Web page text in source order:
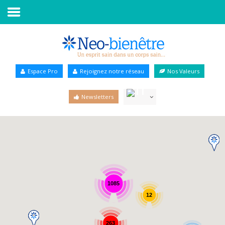
Annuaire Bien-être
Espace Pro Rejoignez notre réseau Nos Valeurs
Newsletters
1085
263
12